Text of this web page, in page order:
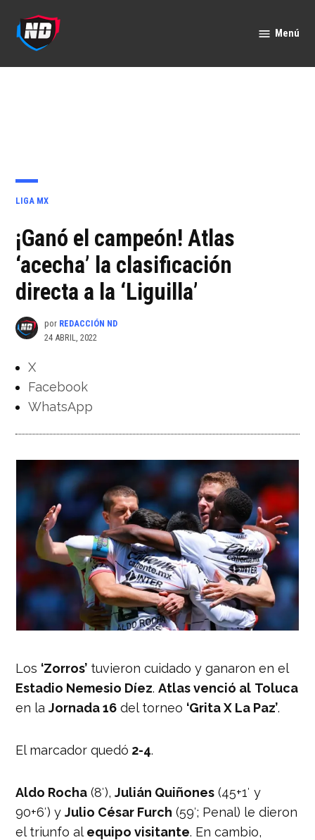
contenido
Menú
PUBLICADO
LIGA MX
¡Ganó el campeón! Atlas
‘acecha’ la clasificación
directa a la ‘Liguilla’
por REDACCIÓN ND
24 ABRIL, 2022
X
Facebook
WhatsApp
Los ‘Zorros’ tuvieron cuidado y ganaron en el
Estadio Nemesio Díez.Atlas venció al Toluca
en laJornada 16 del torneo ‘Grita X La Paz’.
El marcador quedó 2-4.
Aldo Rocha (8′),Julián Quiñones (45+1′ y
90+6′) yJulio César Furch (59′; Penal) le dieron
el triunfo al equipo visitante. En cambio,